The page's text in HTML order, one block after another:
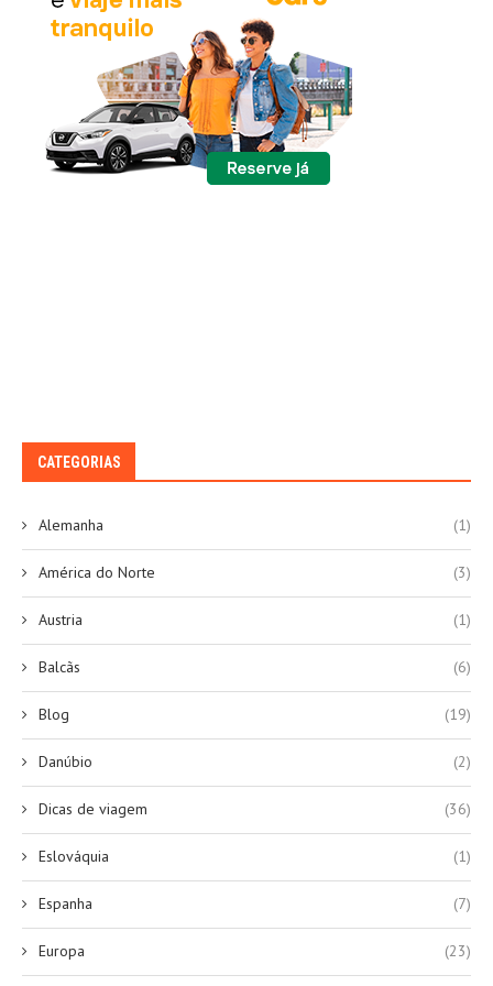
CATEGORIAS
Alemanha (1)
América do Norte (3)
Austria (1)
Balcãs (6)
Blog (19)
Danúbio (2)
Dicas de viagem (36)
Eslováquia (1)
Espanha (7)
Europa (23)